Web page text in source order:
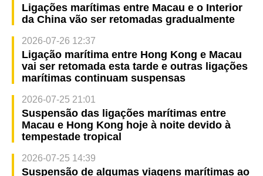
Ligações marítimas entre Macau e o Interior
da China vão ser retomadas gradualmente
2026-07-26 12:37
Ligação marítima entre Hong Kong e Macau
vai ser retomada esta tarde e outras ligações
marítimas continuam suspensas
2026-07-25 21:01
Suspensão das ligações marítimas entre
Macau e Hong Kong hoje à noite devido à
tempestade tropical
2026-07-25 14:39
Suspensão de algumas viagens marítimas ao